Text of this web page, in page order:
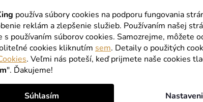
používa súbory cookies na podporu fungovania
reklám a zlepšenie služieb. Používaním našej
s používaním súborov cookies. Samozrejme, môžete
cookies kliknutím sem. Detaily o použitých
. Veľmi nás poteší, keď prijmete naše cookies
". Ďakujeme!
Súhlasím